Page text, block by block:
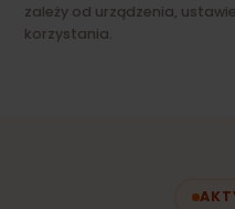
zależy od urządzenia,
korzystania.